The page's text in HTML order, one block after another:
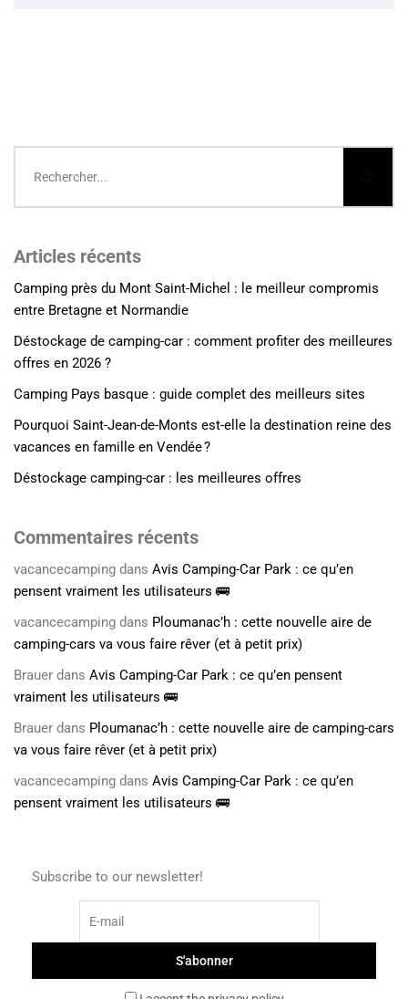
Articles récents
Camping près du Mont Saint-Michel : le meilleur compromis
entre Bretagne et Normandie
Déstockage de camping-car : comment profiter des meilleures
offres en 2026 ?
Camping Pays basque : guide complet des meilleurs sites
Pourquoi Saint-Jean-de-Monts est-elle la destination reine des
vacances en famille en Vendée ?
Déstockage camping-car : les meilleures offres
Commentaires récents
vacancecamping dans Avis Camping-Car Park : ce qu’en
pensent vraiment les utilisateurs 🚌
vacancecamping dans Ploumanac’h : cette nouvelle aire de
camping-cars va vous faire rêver (et à petit prix)
Brauer dans Avis Camping-Car Park : ce qu’en pensent
vraiment les utilisateurs 🚌
Brauer dans Ploumanac’h : cette nouvelle aire de camping-cars
va vous faire rêver (et à petit prix)
vacancecamping dans Avis Camping-Car Park : ce qu’en
pensent vraiment les utilisateurs 🚌
Subscribe to our newsletter!